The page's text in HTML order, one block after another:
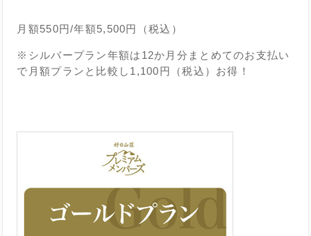
月額550円/年額5,500円（税込）
※シルバープラン年額は12か月分まとめてのお支払い
で月額プランと比較し1,100円（税込）お得！